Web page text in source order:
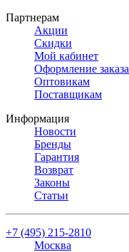
Партнерам
Акции
Скидки
Мой кабинет
Оформление заказа
Оптовикам
Поставщикам
Информация
Новости
Бренды
Гарантия
Возврат
Законы
Статьи
+7 (495) 215-2810
Москва